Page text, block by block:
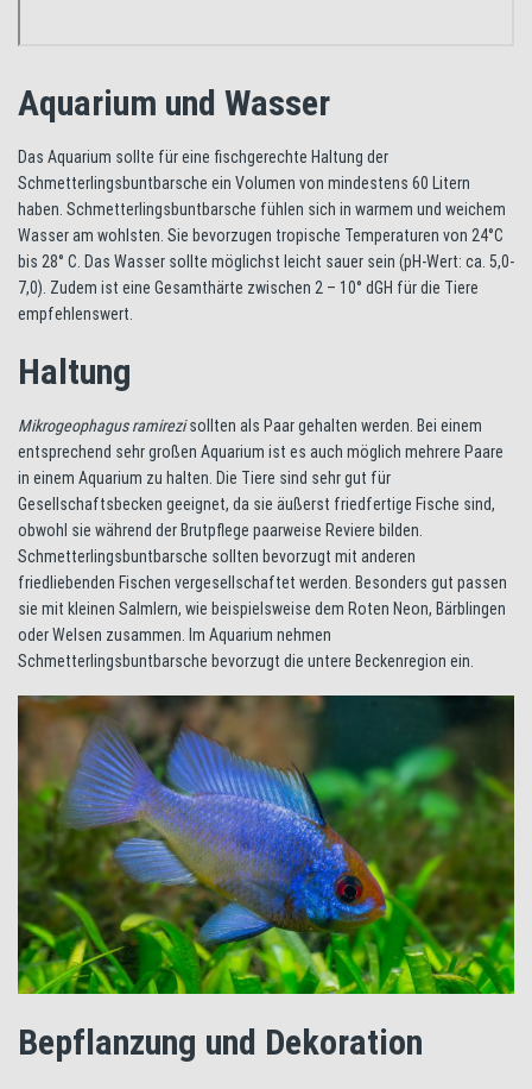
Aquarium und Wasser
Das Aquarium sollte für eine fischgerechte Haltung der
Schmetterlingsbuntbarsche ein Volumen von mindestens 60 Litern
haben. Schmetterlingsbuntbarsche fühlen sich in warmem und weichem
Wasser am wohlsten. Sie bevorzugen tropische Temperaturen von 24°C
bis 28° C. Das Wasser sollte möglichst leicht sauer sein (pH-Wert: ca. 5,0-
7,0). Zudem ist eine Gesamthärte zwischen 2 – 10° dGH für die Tiere
empfehlenswert.
Haltung
Mikrogeophagus ramirezisollten als Paar gehalten werden. Bei einem
entsprechend sehr großen Aquarium ist es auch möglich mehrere Paare
in einem Aquarium zu halten. Die Tiere sind sehr gut für
Gesellschaftsbecken geeignet, da sie äußerst friedfertige Fische sind,
obwohl sie während der Brutpflege paarweise Reviere bilden.
Schmetterlingsbuntbarsche sollten bevorzugt mit anderen
friedliebenden Fischen vergesellschaftet werden. Besonders gut passen
sie mit kleinen Salmlern, wie beispielsweise dem Roten Neon, Bärblingen
oder Welsen zusammen. Im Aquarium nehmen
Schmetterlingsbuntbarsche bevorzugt die untere Beckenregion ein.
Bepflanzung und Dekoration